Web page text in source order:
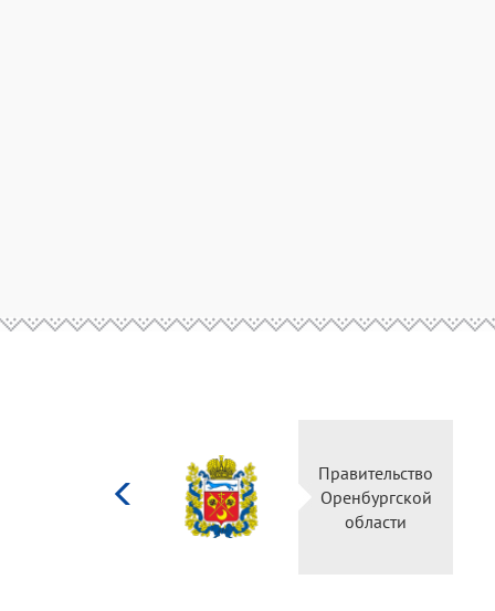
культуры
Российской
Правительство
Оренбургской
области